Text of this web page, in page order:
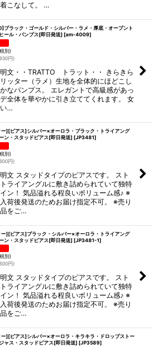
こなして。 …
ブラック・ゴールド・シルバー・ラメ・厚底・オープント
ール・パンプス[即日発送] [am-4009]
別)
円)
文・・TRATTO トラット・・ きらきら
ッター（ラメ）生地を全体的にほどこし
なパンプス。 エレガントで高級感があっ
全体を華やかに引き立ててくれます。 女
…
ー][ピアス]シルバー×オーロラ・ブラック・トライアング
ン・スタッドピアス[即日発送] [JP3481]
別)
円)
文 スタッドタイプのピアスです。 スト
ライアングルに敷き詰められていて独特
ン！ 気品溢れる程良いボリューム感♪ ※
荷後発送のためお届け指定不可。 ※売り
をご…
ー][ピアス]ブラック・シルバー×オーロラ・トライアング
ン・スタッドピアス[即日発送] [JP3481-1]
別)
円)
文 スタッドタイプのピアスです。 スト
ライアングルに敷き詰められていて独特
ン！ 気品溢れる程良いボリューム感♪ ※
荷後発送のためお届け指定不可。 ※売り
をご…
ー][ピアス]シルバー×オーロラ・キラキラ・ドロップストー
ャス・スタッドピアス[即日発送] [JP3589]